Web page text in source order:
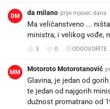
DM da milano prije mjesec dana
Ma veličanstveno ...
ministra, i velikog vođe,
3 0 ODGOVORITE
MM Motoroto Motorotanović
Glavina, je jedan od
te jedan od najgorih
dužnost promatrano od